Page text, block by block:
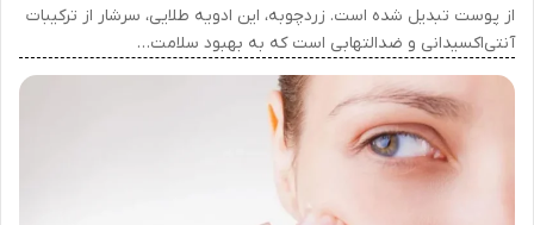
از پوست تبدیل شده است. زردچوبه، این ادویه طلایی، سرشار از ترکیبات
آنتی‌اکسیدانی و ضدالتهابی است که به بهبود سلامت…